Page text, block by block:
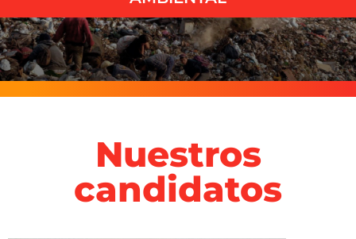
Nuestros
candidatos